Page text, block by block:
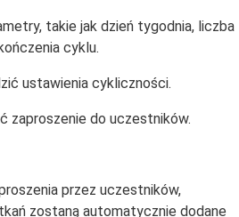
takie jak dzień tygodnia, liczba
cyklu.
ustawienia cykliczności.
zaproszenie do uczestników.
przez uczestników,
zostaną automatycznie dodane